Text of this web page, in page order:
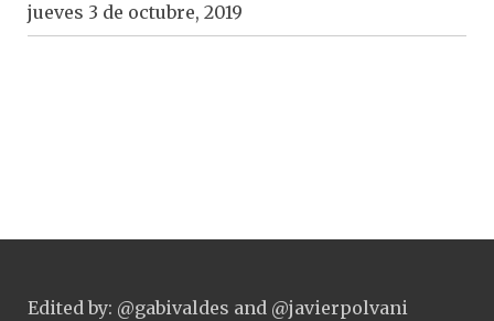
jueves 3 de octubre, 2019
Edited by: @gabivaldes and @javierpolvani